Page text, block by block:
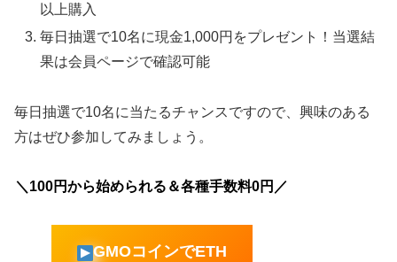
以上購入
毎日抽選で10名に現金1,000円をプレゼント！当選結
果は会員ページで確認可能
毎日抽選で10名に当たるチャンスですので、興味のある
方はぜひ参加してみましょう。
＼100円から始められる＆各種手数料0円／
GMOコインでETH